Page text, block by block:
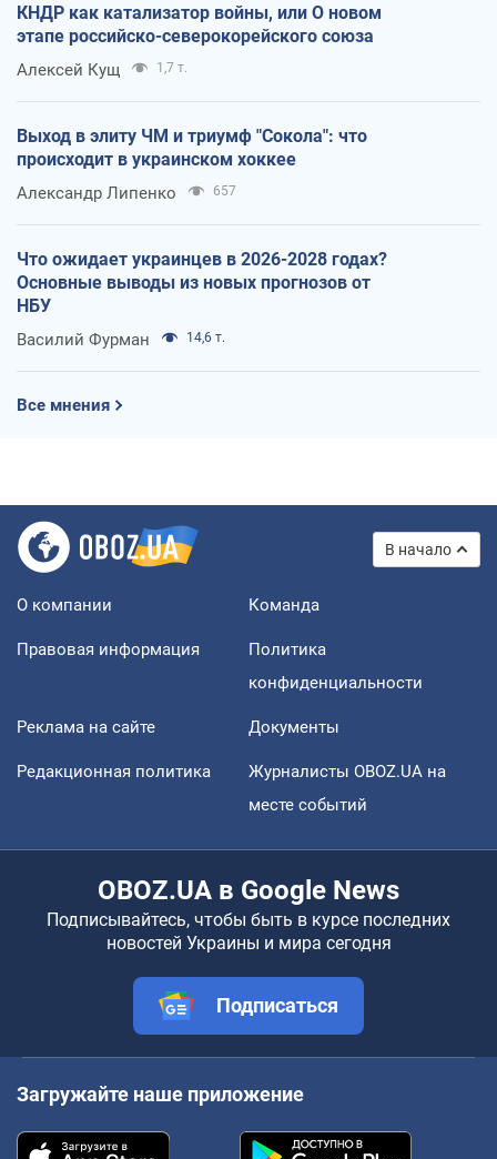
КНДР как катализатор войны, или О новом
этапе российско-северокорейского союза
Алексей Кущ 1,7 т.
Выход в элиту ЧМ и триумф "Сокола": что
происходит в украинском хоккее
Александр Липенко 657
Что ожидает украинцев в 2026-2028 годах?
Основные выводы из новых прогнозов от
НБУ
Василий Фурман 14,6 т.
Все мнения
В начало
О компании Команда
Правовая информация
Политика
конфиденциальности
Реклама на сайте Документы
Редакционная политика
Журналисты OBOZ.UA на
месте событий
OBOZ.UA в Google News
Подписывайтесь, чтобы быть в курсе последних
новостей Украины и мира сегодня
Подписаться
Загружайте наше приложение